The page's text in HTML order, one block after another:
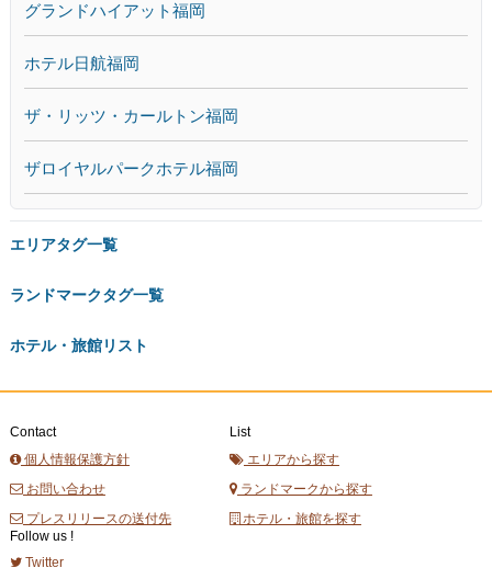
グランドハイアット福岡
ホテル日航福岡
ザ・リッツ・カールトン福岡
ザロイヤルパークホテル福岡
エリアタグ一覧
ランドマークタグ一覧
ホテル・旅館リスト
Contact
個人情報保護方針
お問い合わせ
プレスリリースの送付先
List
エリアから探す
ランドマークから探す
ホテル・旅館を探す
Follow us !
Twitter